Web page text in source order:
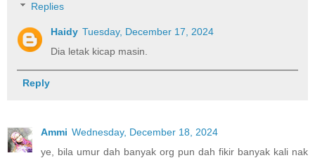
Replies
Haidy Tuesday, December 17, 2024
Dia letak kicap masin.
Reply
Ammi Wednesday, December 18, 2024
ye, bila umur dah banyak org pun dah fikir banyak kali nak